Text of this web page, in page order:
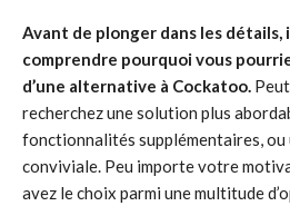
Avant de plonger dans les
comprendre pourquoi vous
d’une alternative à Cockatoo.
recherchez une solution plus
fonctionnalités supplémentaires, ou
conviviale. Peu importe votre
avez le choix parmi une multitude